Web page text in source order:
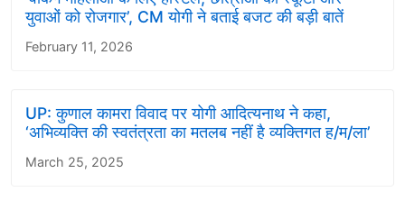
युवाओं को रोजगार’, CM योगी ने बताई बजट की बड़ी बातें
February 11, 2026
UP: कुणाल कामरा विवाद पर योगी आदित्यनाथ ने कहा,
‘अभिव्यक्ति की स्वतंत्रता का मतलब नहीं है व्यक्तिगत ह/म/ला’
March 25, 2025